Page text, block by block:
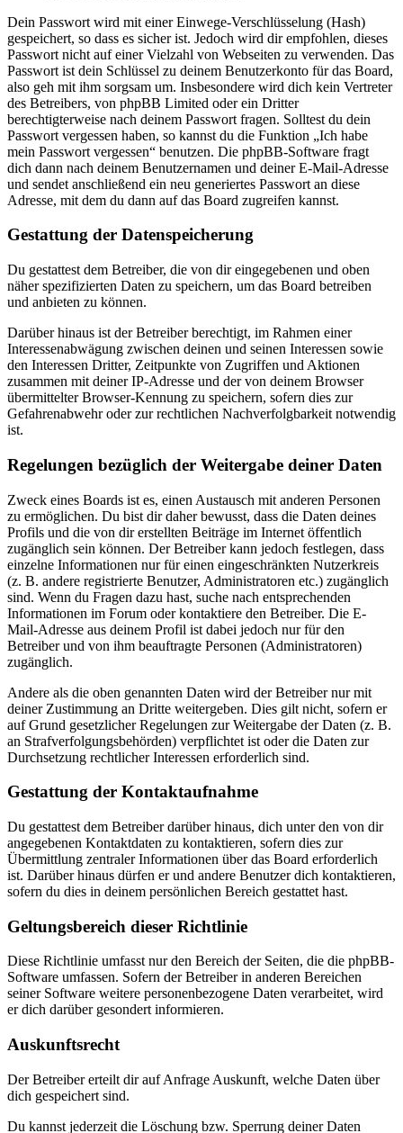
Dein Passwort wird mit einer Einwege-Verschlüsselung (Hash)
gespeichert, so dass es sicher ist. Jedoch wird dir empfohlen, dieses
Passwort nicht auf einer Vielzahl von Webseiten zu verwenden. Das
Passwort ist dein Schlüssel zu deinem Benutzerkonto für das Board,
also geh mit ihm sorgsam um. Insbesondere wird dich kein Vertreter
des Betreibers, von phpBB Limited oder ein Dritter
berechtigterweise nach deinem Passwort fragen. Solltest du dein
Passwort vergessen haben, so kannst du die Funktion „Ich habe
mein Passwort vergessen“ benutzen. Die phpBB-Software fragt
dich dann nach deinem Benutzernamen und deiner E-Mail-Adresse
und sendet anschließend ein neu generiertes Passwort an diese
Adresse, mit dem du dann auf das Board zugreifen kannst.
Gestattung der Datenspeicherung
Du gestattest dem Betreiber, die von dir eingegebenen und oben
näher spezifizierten Daten zu speichern, um das Board betreiben
und anbieten zu können.
Darüber hinaus ist der Betreiber berechtigt, im Rahmen einer
Interessenabwägung zwischen deinen und seinen Interessen sowie
den Interessen Dritter, Zeitpunkte von Zugriffen und Aktionen
zusammen mit deiner IP-Adresse und der von deinem Browser
übermittelter Browser-Kennung zu speichern, sofern dies zur
Gefahrenabwehr oder zur rechtlichen Nachverfolgbarkeit notwendig
ist.
Regelungen bezüglich der Weitergabe deiner Daten
Zweck eines Boards ist es, einen Austausch mit anderen Personen
zu ermöglichen. Du bist dir daher bewusst, dass die Daten deines
Profils und die von dir erstellten Beiträge im Internet öffentlich
zugänglich sein können. Der Betreiber kann jedoch festlegen, dass
einzelne Informationen nur für einen eingeschränkten Nutzerkreis
(z. B. andere registrierte Benutzer, Administratoren etc.) zugänglich
sind. Wenn du Fragen dazu hast, suche nach entsprechenden
Informationen im Forum oder kontaktiere den Betreiber. Die E-
Mail-Adresse aus deinem Profil ist dabei jedoch nur für den
Betreiber und von ihm beauftragte Personen (Administratoren)
zugänglich.
Andere als die oben genannten Daten wird der Betreiber nur mit
deiner Zustimmung an Dritte weitergeben. Dies gilt nicht, sofern er
auf Grund gesetzlicher Regelungen zur Weitergabe der Daten (z. B.
an Strafverfolgungsbehörden) verpflichtet ist oder die Daten zur
Durchsetzung rechtlicher Interessen erforderlich sind.
Gestattung der Kontaktaufnahme
Du gestattest dem Betreiber darüber hinaus, dich unter den von dir
angegebenen Kontaktdaten zu kontaktieren, sofern dies zur
Übermittlung zentraler Informationen über das Board erforderlich
ist. Darüber hinaus dürfen er und andere Benutzer dich kontaktieren,
sofern du dies in deinem persönlichen Bereich gestattet hast.
Geltungsbereich dieser Richtlinie
Diese Richtlinie umfasst nur den Bereich der Seiten, die die phpBB-
Software umfassen. Sofern der Betreiber in anderen Bereichen
seiner Software weitere personenbezogene Daten verarbeitet, wird
er dich darüber gesondert informieren.
Auskunftsrecht
Der Betreiber erteilt dir auf Anfrage Auskunft, welche Daten über
dich gespeichert sind.
Du kannst jederzeit die Löschung bzw. Sperrung deiner Daten